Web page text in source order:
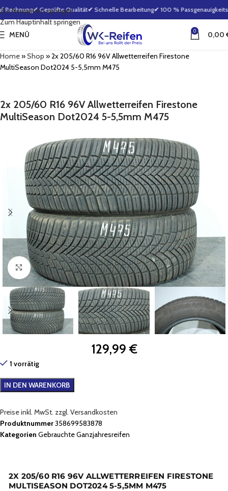
Zur Navigation springen
Zum Hauptinhalt springen
✔ Geprüfte Qualität✔ Schnelle Bearbeitung✔ 100 %
MENÜ 0 0,00
Home»Shop »2x 205/60 R16 96V Allwetterreifen Firestone
MultiSeason Dot2024 5-5,5mm M475
2x 205/60 R16 96V Allwetterreifen Firestone
MultiSeason Dot2024 5-5,5mm M475
Zum Vergrößern klicken
129,99 €
1 vorrätig
IN DEN WARENKORB
Preise inkl. MwSt. zzgl. Versandkosten
Produktnummer358699583878
Kategorien Gebrauchte Ganzjahresreifen
2X 205/60 R16 96V ALLWETTERREIFEN FIRESTONE
MULTISEASON DOT2024 5-5,5MM M475